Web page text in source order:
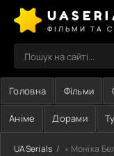
ФІЛЬМИ ТА
Головна Фільми
Аніме Дорами
UASerials » Моніка